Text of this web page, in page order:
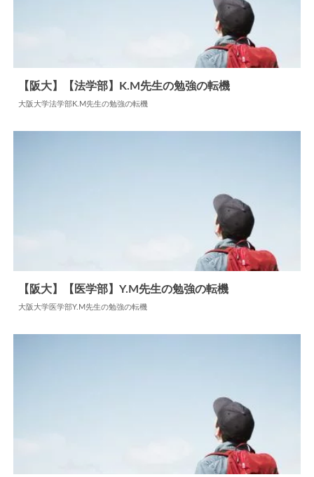
【阪大】【法学部】K.M先生の勉強の転機
大阪大学法学部K.M先生の勉強の転機
【阪大】【医学部】Y.M先生の勉強の転機
大阪大学医学部Y.M先生の勉強の転機